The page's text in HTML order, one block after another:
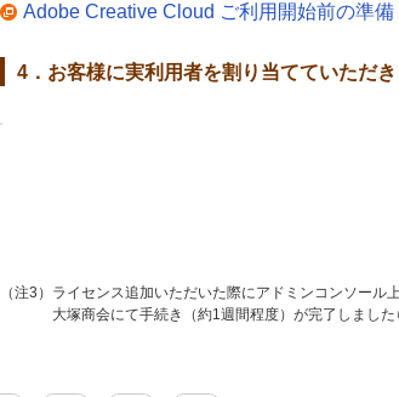
Adobe Creative Cloud ご利用開始前の準備
4．お客様に実利用者を割り当てていただ
（注3）ライセンス追加いただいた際にアドミンコンソール
大塚商会にて手続き（約1週間程度）が完了しまし